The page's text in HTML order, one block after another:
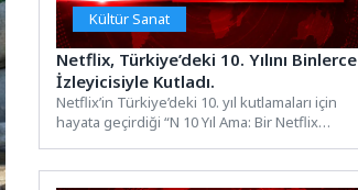
Kültür Sanat
Netflix, Türkiye’deki 10. Yılını Binlerce
İzleyicisiyle Kutladı.
Netflix’in Türkiye’deki 10. yıl kutlamaları için
hayata geçirdiği “N 10 Yıl Ama: Bir Netflix